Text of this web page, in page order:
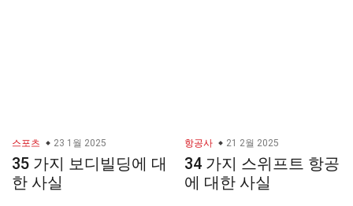
스포츠 23 1월 2025
35 가지 보디빌딩에 대
한 사실
항공사 21 2월 2025
34 가지 스위프트 항공
에 대한 사실